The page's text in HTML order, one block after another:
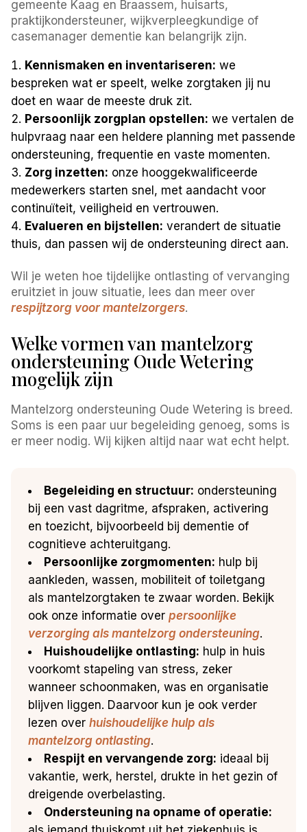
gemeente Kaag en Braassem, huisarts,
praktijkondersteuner, wijkverpleegkundige of
casemanager dementie kan belangrijk zijn.
Kennismaken en inventariseren: we
bespreken wat er speelt, welke zorgtaken jij nu
doet en waar de meeste druk zit.
Persoonlijk zorgplan opstellen: we vertalen de
hulpvraag naar een heldere planning met passende
ondersteuning, frequentie en vaste momenten.
Zorg inzetten: onze hooggekwalificeerde
medewerkers starten snel, met aandacht voor
continuïteit, veiligheid en vertrouwen.
Evalueren en bijstellen: verandert de situatie
thuis, dan passen wij de ondersteuning direct aan.
Wil je weten hoe tijdelijke ontlasting of vervanging
eruitziet in jouw situatie, lees dan meer over
respijtzorg voor mantelzorgers.
Welke vormen van mantelzorg
ondersteuning Oude Wetering
mogelijk zijn
Mantelzorg ondersteuning Oude Wetering is breed.
Soms is een paar uur begeleiding genoeg, soms is
er meer nodig. Wij kijken altijd naar wat echt helpt.
Begeleiding en structuur: ondersteuning
bij een vast dagritme, afspraken, activering
en toezicht, bijvoorbeeld bij dementie of
cognitieve achteruitgang.
Persoonlijke zorgmomenten: hulp bij
aankleden, wassen, mobiliteit of toiletgang
als mantelzorgtaken te zwaar worden. Bekijk
ook onze informatie overpersoonlijke
verzorging als mantelzorg ondersteuning.
Huishoudelijke ontlasting: hulp in huis
voorkomt stapeling van stress, zeker
wanneer schoonmaken, was en organisatie
blijven liggen. Daarvoor kun je ook verder
lezen overhuishoudelijke hulp als
mantelzorg ontlasting.
Respijt en vervangende zorg: ideaal bij
vakantie, werk, herstel, drukte in het gezin of
dreigende overbelasting.
Ondersteuning na opname of operatie: